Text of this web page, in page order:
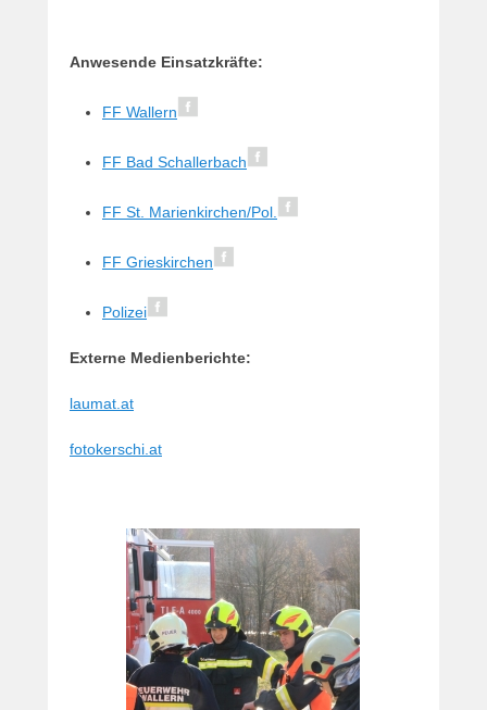
Anwesende Einsatzkräfte:
FF Wallern
FF Bad Schallerbach
FF St. Marienkirchen/Pol.
FF Grieskirchen
Polizei
Externe Medienberichte:
laumat.at
fotokerschi.at